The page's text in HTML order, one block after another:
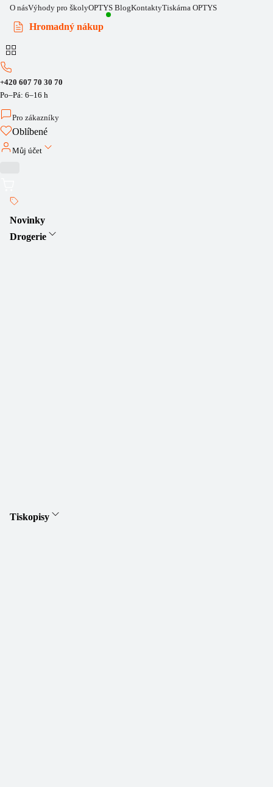
O násVýhody pro školyOPTYS BlogKontaktyTiskárna OPTYS
Hromadný nákup
+420 607 70 30 70
Po–Pá: 6–16 h
Pro zákazníky
Oblíbené
Můj účet
Novinky
Drogerie
Tiskopisy